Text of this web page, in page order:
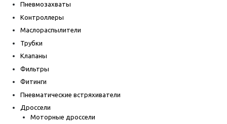
Пневмозахваты
Контроллеры
Маслораспылители
Трубки
Клапаны
Фильтры
Фитинги
Пневматические встряхиватели
Дроссели
Моторные дроссели